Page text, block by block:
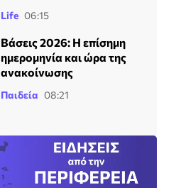
Life 06:15
Βάσεις 2026: Η επίσημη
ημερομηνία και ώρα της
ανακοίνωσης
Παιδεία 08:21